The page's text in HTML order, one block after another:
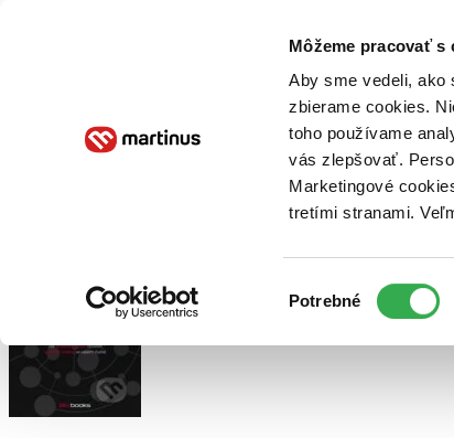
Môžeme pracovať s
Aby sme vedeli, ako
zbierame cookies.
toho používame
vás zlepšovať.
Marketingové
tretími stranami.
súhlasu
Potrebné
Poukážky